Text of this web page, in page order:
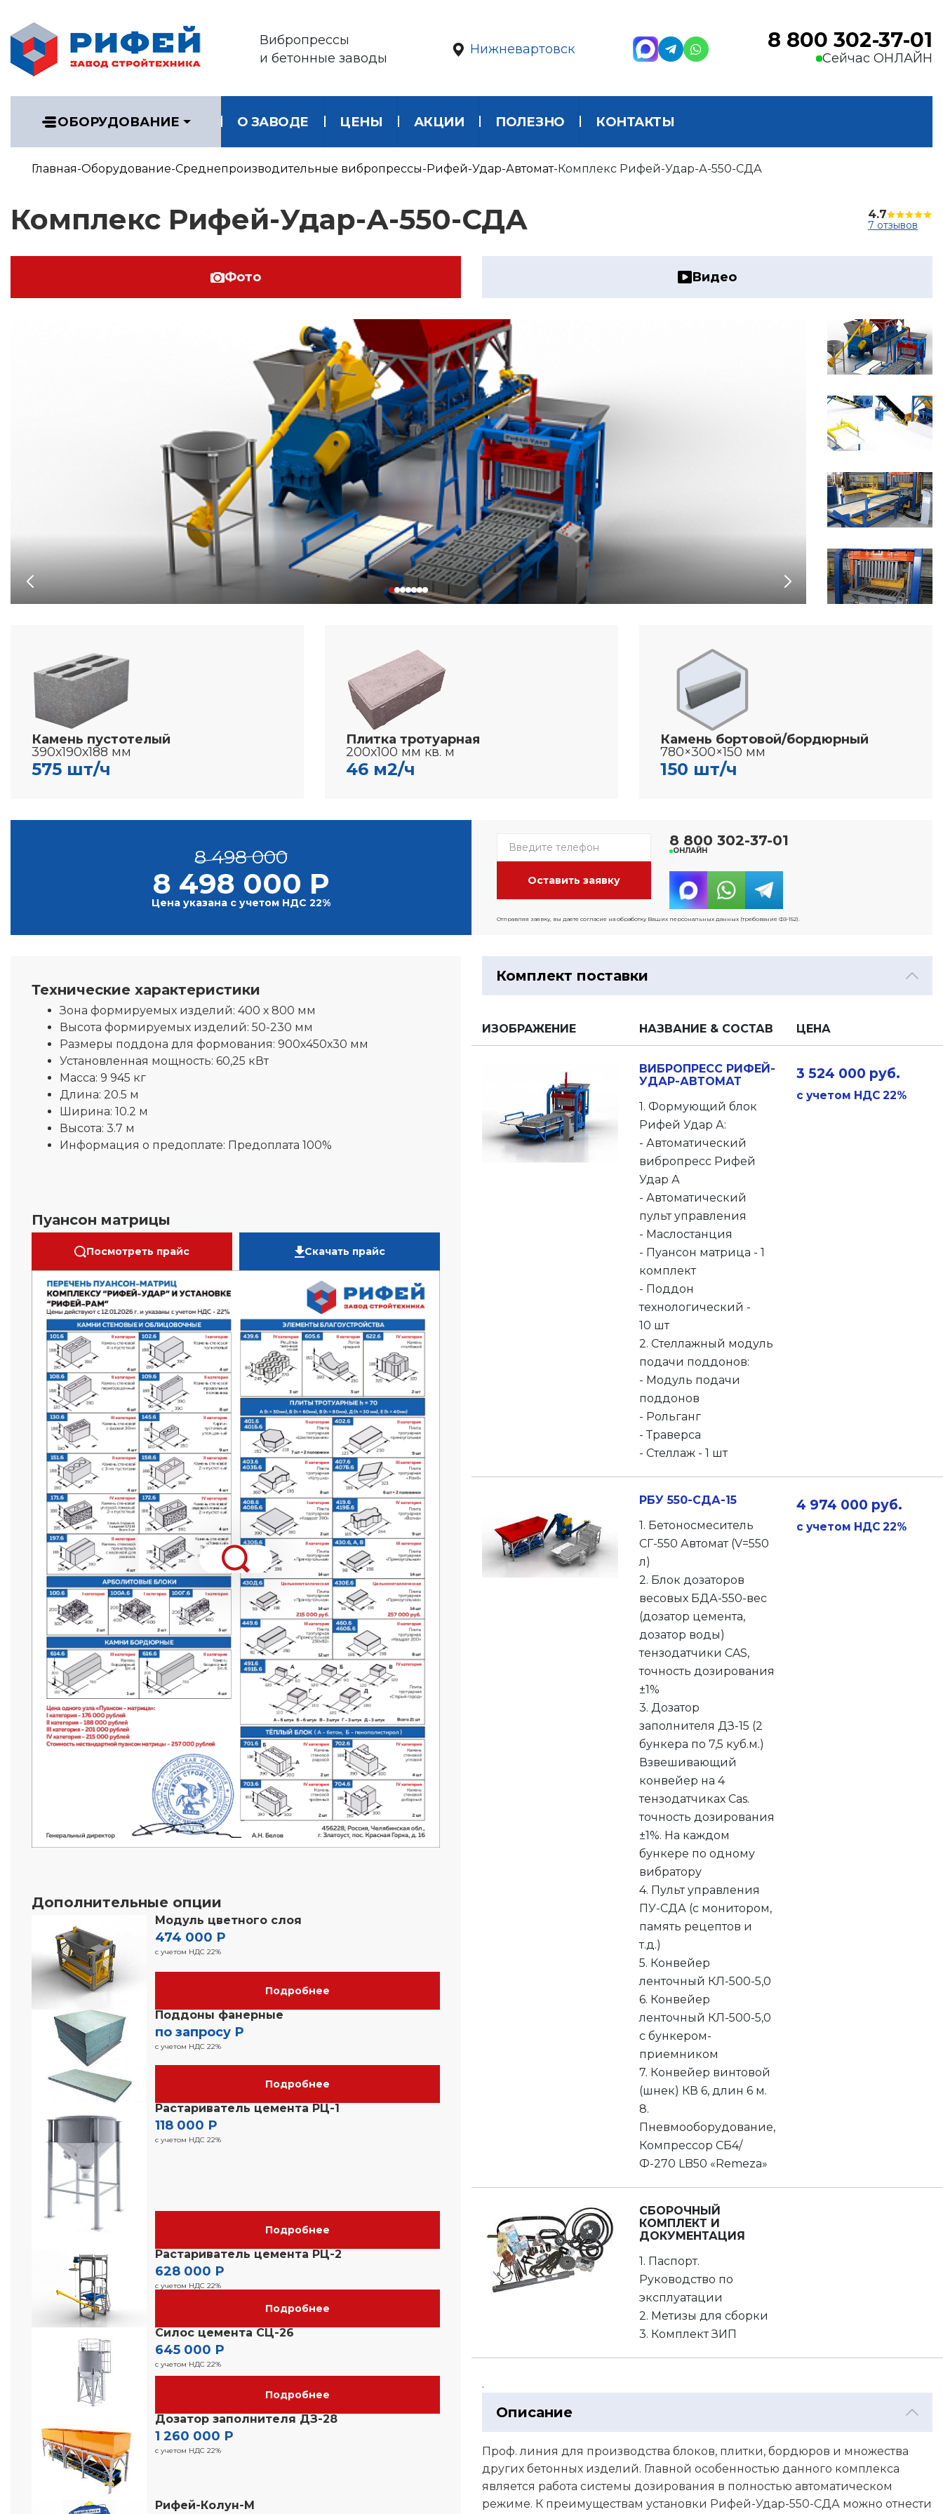
Вибропрессы
и бетонные заводы
Нижневартовск 8 800 302-37-01
Сейчас ОНЛАЙН
ОБОРУДОВАНИЕ О ЗАВОДЕ ЦЕНЫ АКЦИИ ПОЛЕЗНО КОНТАКТЫ
Главная Оборудование Среднепроизводительные вибропрессы Рифей-Удар-Автомат Комплекс Рифей-Удар-А-550-СДА
Комплекс Рифей-Удар-А-550-СДА 4.7
7 отзывов
Фото Видео
Камень пустотелый
390х190х188 мм
575 шт/ч
Плитка тротуарная
200х100 мм кв. м
46 м2/ч
Камень бортовой/бордюрный
780×300×150 мм
150 шт/ч
8 498 000
8 498 000 Р
Цена указана с учетом НДС 22%
8 800 302-37-01
ОНЛАЙН
Отправляя заявку, вы даете согласие на обработку Ваших персональных данных (требование ФЗ-152).
Технические характеристики
Зона формируемых изделий: 400 х 800 мм
Высота формируемых изделий: 50-230 мм
Размеры поддона для формования: 900х450х30 мм
Установленная мощность: 60,25 кВт
Масса: 9 945 кг
Длина: 20.5 м
Ширина: 10.2 м
Высота: 3.7 м
Информация о предоплате: Предоплата 100%
Пуансон матрицы
Посмотреть прайс Скачать прайс
Дополнительные опции
Модуль цветного слоя
474 000 Р
с учетом НДС 22%
Подробнее
Поддоны фанерные
по запросу Р
с учетом НДС 22%
Подробнее
Растариватель цемента РЦ-1
118 000 Р
с учетом НДС 22%
Подробнее
Растариватель цемента РЦ-2
628 000 Р
с учетом НДС 22%
Подробнее
Силос цемента СЦ-26
645 000 Р
с учетом НДС 22%
Подробнее
Дозатор заполнителя ДЗ-28
1 260 000 Р
с учетом НДС 22%
Рифей-Колун-М
Комплект поставки
ИЗОБРАЖЕНИЕ НАЗВАНИЕ & СОСТАВ ЦЕНА
ВИБРОПРЕСС РИФЕЙ-
УДАР-АВТОМАТ
1. Формующий блок
Рифей Удар А:
- Автоматический
вибропресс Рифей
Удар А
- Автоматический
пульт управления
- Маслостанция
- Пуансон матрица - 1
комплект
- Поддон
технологический -
10 шт
2. Стеллажный модуль
подачи поддонов:
- Модуль подачи
поддонов
- Рольганг
- Траверса
- Стеллаж - 1 шт
3 524 000 руб.
с учетом НДС 22%
РБУ 550-СДА-15
1. Бетоносмеситель
СГ-550 Автомат (V=550
л)
2. Блок дозаторов
весовых БДА-550-вес
(дозатор цемента,
дозатор воды)
тензодатчики CAS,
точность дозирования
±1%
3. Дозатор
заполнителя ДЗ-15 (2
бункера по 7,5 куб.м.)
Взвешивающий
конвейер на 4
тензодатчиках Cas.
точность дозирования
±1%. На каждом
бункере по одному
вибратору
4. Пульт управления
ПУ-СДА (с монитором,
память рецептов и
т.д.)
5. Конвейер
ленточный КЛ-500-5,0
6. Конвейер
ленточный КЛ-500-5,0
с бункером-
приемником
7. Конвейер винтовой
(шнек) КВ 6, длин 6 м.
8.
Пневмооборудование,
Компрессор СБ4/
Ф-270 LB50 «Remeza»
4 974 000 руб.
с учетом НДС 22%
СБОРОЧНЫЙ
КОМПЛЕКТ И
ДОКУМЕНТАЦИЯ
1. Паспорт.
Руководство по
эксплуатации
2. Метизы для сборки
3. Комплект ЗИП
.
Описание
Проф. линия для производства блоков, плитки, бордюров и множества
других бетонных изделий. Главной особенностью данного комплекса
является работа системы дозирования в полностью автоматическом
режиме. К преимуществам установки Рифей-Удар-550-СДА можно отнести